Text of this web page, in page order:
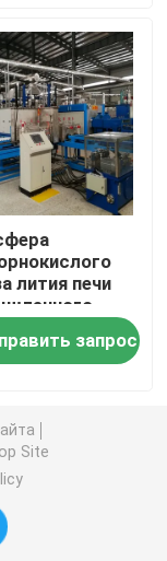
лития печи
запрос
Site